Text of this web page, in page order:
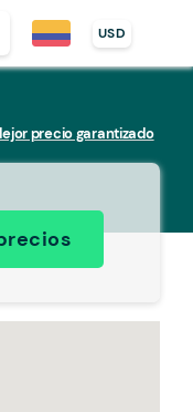
USD
precio garantizado